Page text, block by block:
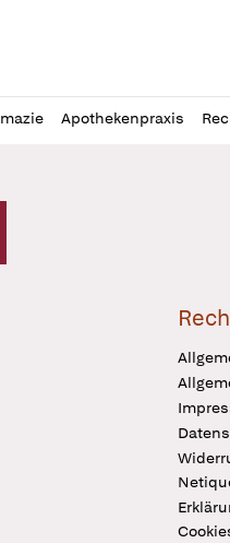
Apothekenpraxis
Logo